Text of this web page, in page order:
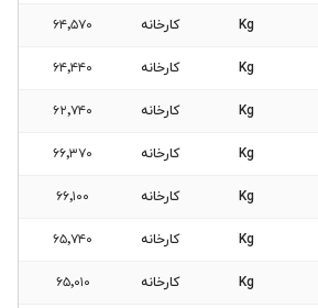
Kg کارخانه ۶۴٬۵۷۰
Kg کارخانه ۶۴٬۴۴۰
Kg کارخانه ۶۲٬۷۴۰
Kg کارخانه ۶۶٬۳۷۰
Kg کارخانه ۶۶٬۱۰۰
Kg کارخانه ۶۵٬۷۴۰
Kg کارخانه ۶۵٬۰۱۰